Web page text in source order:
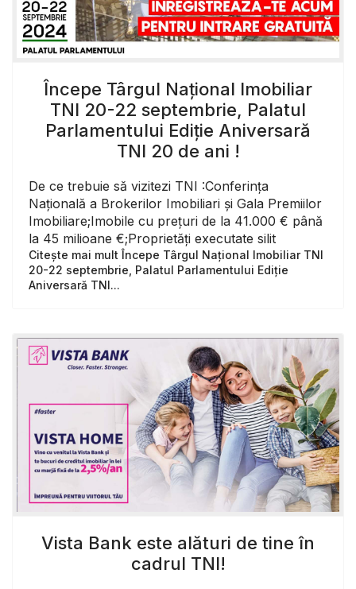
Începe Târgul Național Imobiliar
TNI 20-22 septembrie, Palatul
Parlamentului Ediție Aniversară
TNI 20 de ani !
De ce trebuie să vizitezi TNI :Conferința
Națională a Brokerilor Imobiliari și Gala Premiilor
Imobiliare;Imobile cu prețuri de la 41.000 € până
la 45 milioane €;Proprietăți executate silit
Citește mai mult Începe Târgul Național Imobiliar TNI
20-22 septembrie, Palatul Parlamentului Ediție
Aniversară TNI...
Vista Bank este alături de tine în
cadrul TNI!